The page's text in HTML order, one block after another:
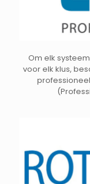
Om elk
voor elk klus,